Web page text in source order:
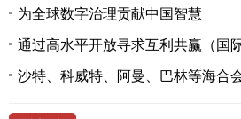
为全球数字治理贡献中国智慧
通过高水平开放寻求互利共赢（国
沙特、科威特、阿曼、巴林等海合